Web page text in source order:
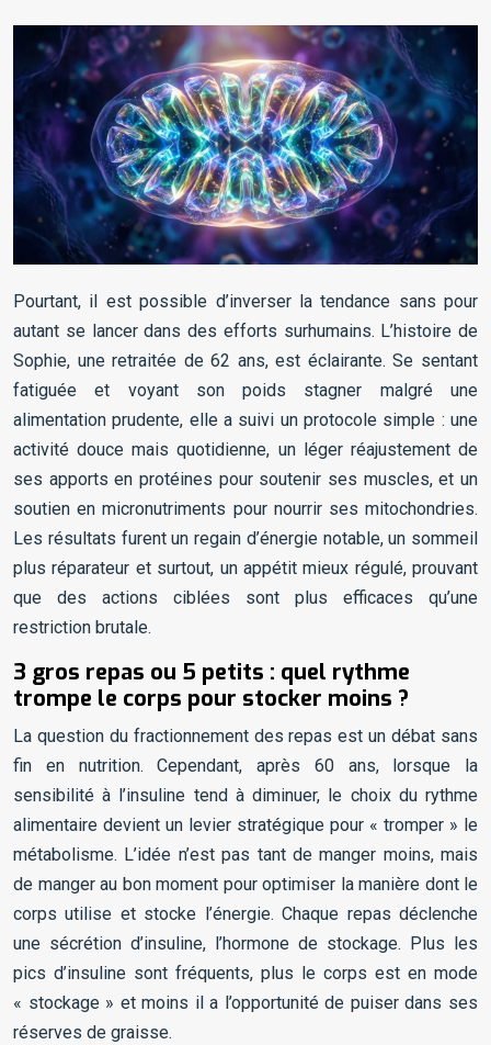
Pourtant, il est possible d’inverser la tendance sans pour
autant se lancer dans des efforts surhumains. L’histoire de
Sophie, une retraitée de 62 ans, est éclairante. Se sentant
fatiguée et voyant son poids stagner malgré une
alimentation prudente, elle a suivi un protocole simple : une
activité douce mais quotidienne, un léger réajustement de
ses apports en protéines pour soutenir ses muscles, et un
soutien en micronutriments pour nourrir ses mitochondries.
Les résultats furent un regain d’énergie notable, un sommeil
plus réparateur et surtout, un appétit mieux régulé, prouvant
que des actions ciblées sont plus efficaces qu’une
restriction brutale.
3 gros repas ou 5 petits : quel rythme
trompe le corps pour stocker moins ?
La question du fractionnement des repas est un débat sans
fin en nutrition. Cependant, après 60 ans, lorsque la
sensibilité à l’insuline tend à diminuer, le choix du rythme
alimentaire devient un levier stratégique pour « tromper » le
métabolisme. L’idée n’est pas tant de manger moins, mais
de manger au bon moment pour optimiser la manière dont le
corps utilise et stocke l’énergie. Chaque repas déclenche
une sécrétion d’insuline, l’hormone de stockage. Plus les
pics d’insuline sont fréquents, plus le corps est en mode
« stockage » et moins il a l’opportunité de puiser dans ses
réserves de graisse.